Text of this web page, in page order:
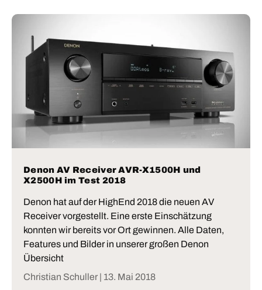
Denon AV Receiver AVR-X1500H und
X2500H im Test 2018
Denon hat auf der HighEnd 2018 die neuen AV
Receiver vorgestellt. Eine erste Einschätzung
konnten wir bereits vor Ort gewinnen. Alle Daten,
Features und Bilder in unserer großen Denon
Übersicht
Christian Schuller | 13. Mai 2018